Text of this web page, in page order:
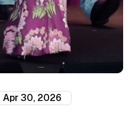
Apr 30, 2026